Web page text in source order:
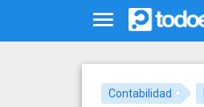
Contabilidad